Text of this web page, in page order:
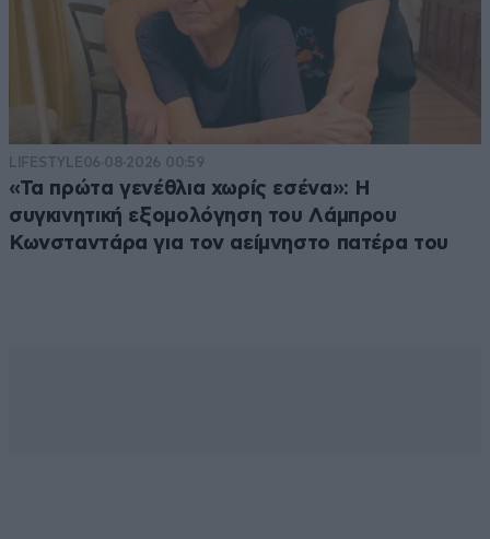
LIFESTYLE06·08·2026 00:59
«Τα πρώτα γενέθλια χωρίς εσένα»: Η
συγκινητική εξομολόγηση του Λάμπρου
Κωνσταντάρα για τον αείμνηστο πατέρα του